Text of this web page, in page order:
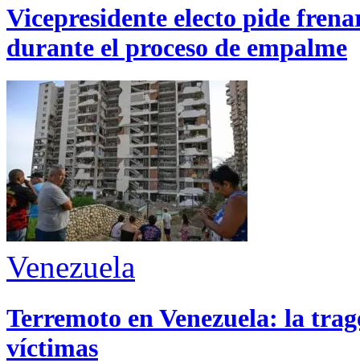
Vicepresidente electo pide
durante el proceso de empalme
Venezuela
Terremoto en Venezuela: la
víctimas